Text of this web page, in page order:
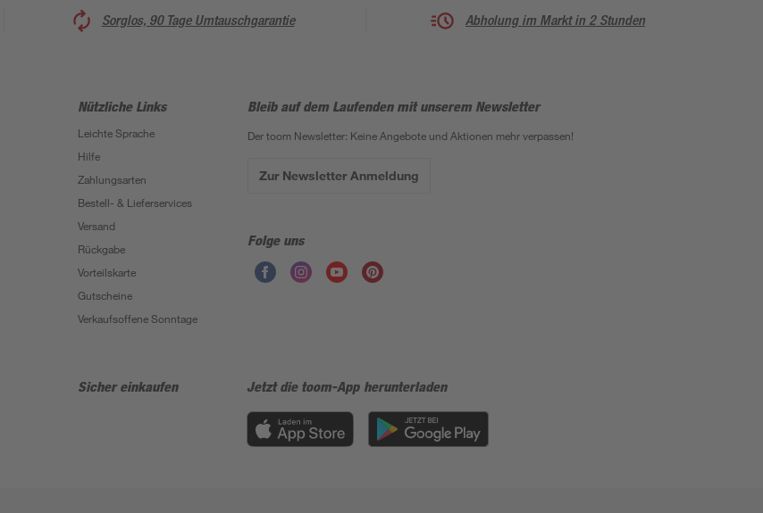
Sorglos, 90 Tage Umtauschgarantie Abholung im Markt in 2 Stunden
Nützliche Links
Leichte Sprache
Hilfe
Zahlungsarten
Bestell- & Lieferservices
Versand
Rückgabe
Vorteilskarte
Gutscheine
Verkaufsoffene Sonntage
Bleib auf dem Laufenden mit unserem Newsletter
Der toom Newsletter: Keine Angebote und Aktionen mehr verpassen!
Zur Newsletter Anmeldung
Folge uns
Sicher einkaufen Jetzt die toom-App herunterladen